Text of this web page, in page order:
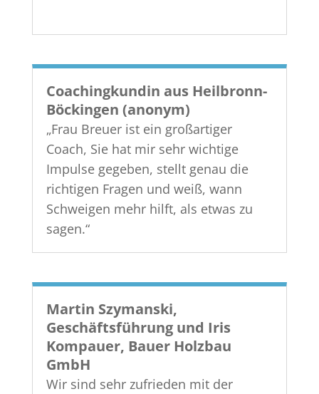
Coachingkundin aus Heilbronn-
Böckingen (anonym)
„Frau Breuer ist ein großartiger
Coach, Sie hat mir sehr wichtige
Impulse gegeben, stellt genau die
richtigen Fragen und weiß, wann
Schweigen mehr hilft, als etwas zu
sagen.“
Martin Szymanski,
Geschäftsführung und Iris
Kompauer, Bauer Holzbau
GmbH
Wir sind sehr zufrieden mit der